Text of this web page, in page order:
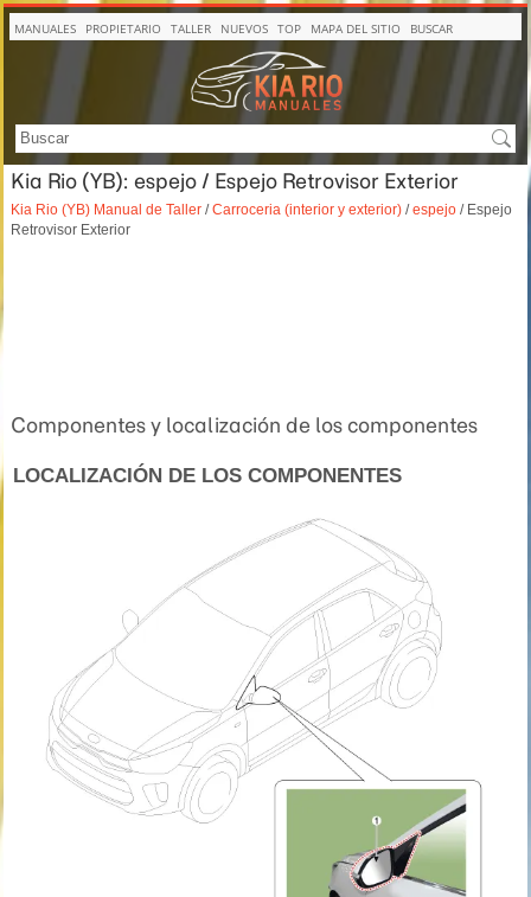
MANUALES PROPIETARIO TALLER NUEVOS TOP MAPA DEL SITIO BUSCAR
Kia Rio (YB): espejo / Espejo Retrovisor Exterior
Kia Rio (YB) Manual de Taller /Carroceria (interior y exterior) /espejo / Espejo
Retrovisor Exterior
Componentes y localización de los componentes
LOCALIZACIÓN DE LOS COMPONENTES